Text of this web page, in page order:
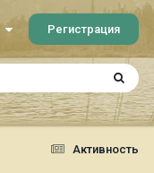
Регистрация
Активность